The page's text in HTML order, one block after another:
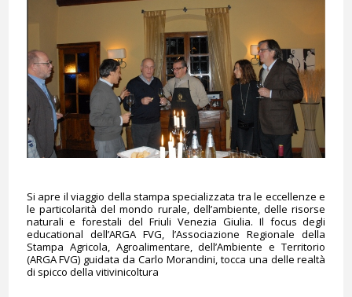
Si apre il viaggio della stampa specializzata tra le eccellenze e
le particolarità del mondo rurale, dell’ambiente, delle risorse
naturali e forestali del Friuli Venezia Giulia. Il focus degli
educational dell’ARGA FVG, l’Associazione Regionale della
Stampa Agricola, Agroalimentare, dell’Ambiente e Territorio
(ARGA FVG) guidata da Carlo Morandini, tocca una delle realtà
di spicco della vitivinicoltura